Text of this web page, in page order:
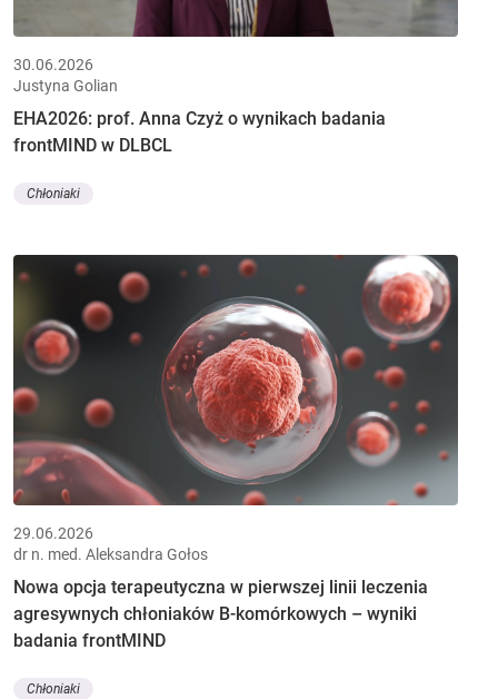
30.06.2026
Justyna Golian
EHA2026: prof. Anna Czyż o wynikach badania
frontMIND w DLBCL
Chłoniaki
29.06.2026
dr n. med. Aleksandra Gołos
Nowa opcja terapeutyczna w pierwszej linii leczenia
agresywnych chłoniaków B-komórkowych – wyniki
badania frontMIND
Chłoniaki